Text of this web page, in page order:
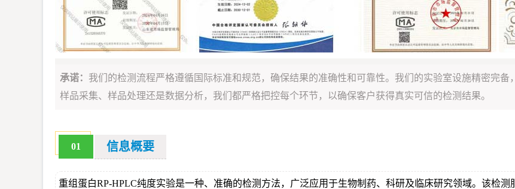
承诺： 我们的检测流程严格遵循国际标准和规范，确保结果的准确性和可靠性。我们的实验室设施精密完
样品采集、样品处理还是数据分析，我们都严格把控每个环节，以确保客户获得真实可信的检测结果。
01 信息概要
重组蛋白RP-HPLC纯度实验是一种、准确的检测方法，广泛应用于生物制药、科研及临床研究领域。该检